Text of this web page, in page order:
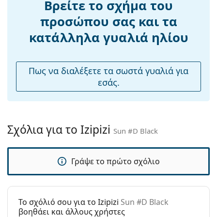
135 γρ
μαξιλάρια
Όχι
άρθρωση:
Ναι
Αξεσουάρ
Πανί
καθαρισμού:
Όχι
Τύπος:
Unisex
Μάρκα:
Izipizi
Βρείτε το σχήμα του
προσώπου σας και τα
κατάλληλα γυαλιά ηλίου
Πως να διαλέξετε τα σωστά γυαλιά για
εσάς.
Σχόλια για το Izipizi Sun #D Black
Γράψε το πρώτο σχόλιο
To σχόλιό σου για το Izipizi Sun #D Black
βοηθάει και άλλους χρήστες